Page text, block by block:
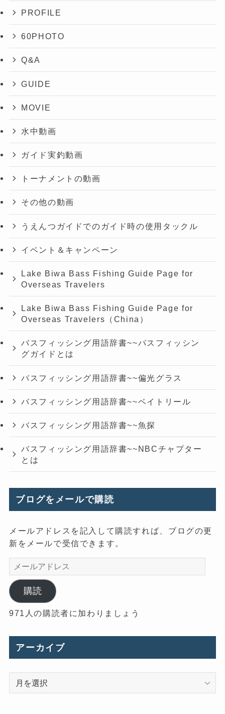
PROFILE
60PHOTO
Q&A
GUIDE
MOVIE
水中動画
ガイド実釣動画
トーナメントの動画
その他の動画
うえんつガイドでのガイド時の使用タックル
イベント＆キャンペーン
Lake Biwa Bass Fishing Guide Page for
Overseas Travelers
Lake Biwa Bass Fishing Guide Page for
Overseas Travelers（China）
バスフィッシング用語辞書~~バスフィッシン
グガイドとは
バスフィッシング用語辞書~~偏光グラス
バスフィッシング用語辞書~~ベイトリール
バスフィッシング用語辞書~~魚探
バスフィッシング用語辞書~~NBCチャプター
とは
ブログをメールで購読
メールアドレスを記入して購読すれば、ブログの更
新をメールで受信できます。
メ
ー
ル
ア
ド
ス
購読
971人の購読者に加わりましょう
アーカイブ